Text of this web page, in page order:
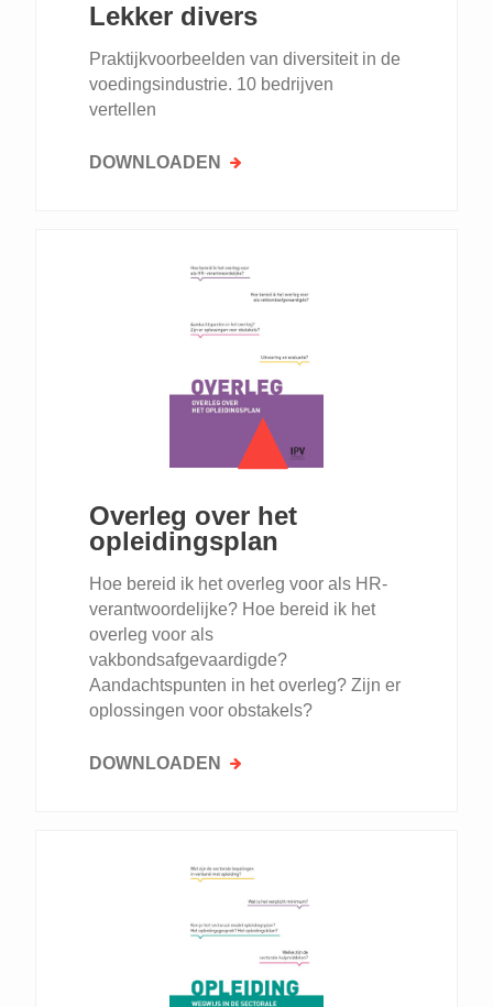
Lekker divers
Praktijkvoorbeelden van diversiteit in de
voedingsindustrie. 10 bedrijven
vertellen
DOWNLOADEN
Overleg over het
opleidingsplan
Hoe bereid ik het overleg voor als HR-
verantwoordelijke? Hoe bereid ik het
overleg voor als
vakbondsafgevaardigde?
Aandachtspunten in het overleg? Zijn er
oplossingen voor obstakels?
DOWNLOADEN